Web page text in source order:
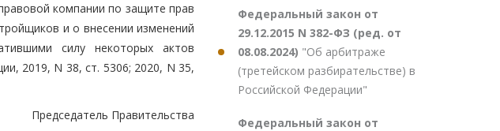
компании по защите прав
и о внесении изменений
силу некоторых актов
2019, N 38, ст. 5306; 2020, N 35,
Председатель Правительства
Федеральный закон от
29.12.2015 N 382-ФЗ (ред. от
08.08.2024) "Об арбитраже
(третейском разбирательстве) в
Российской Федерации"
Федеральный закон от